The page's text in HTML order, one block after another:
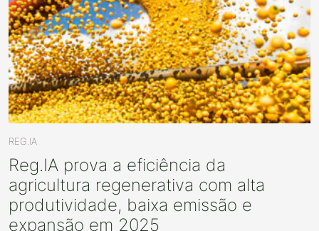
REG.IA
Reg.IA prova a eficiência da
agricultura regenerativa com alta
produtividade, baixa emissão e
expansão em 2025